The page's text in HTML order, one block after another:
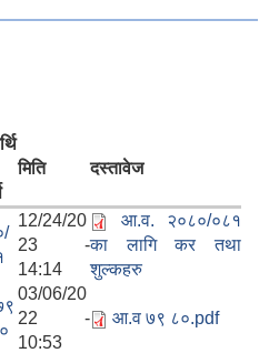
मिति दस्तावेज
12/24/20
23 -
14:14
आ.व. २०८०/०८१
का लागि कर तथा
शुल्कहरु
03/06/20
22 -
10:53
आ.व ७९ ८०.pdf